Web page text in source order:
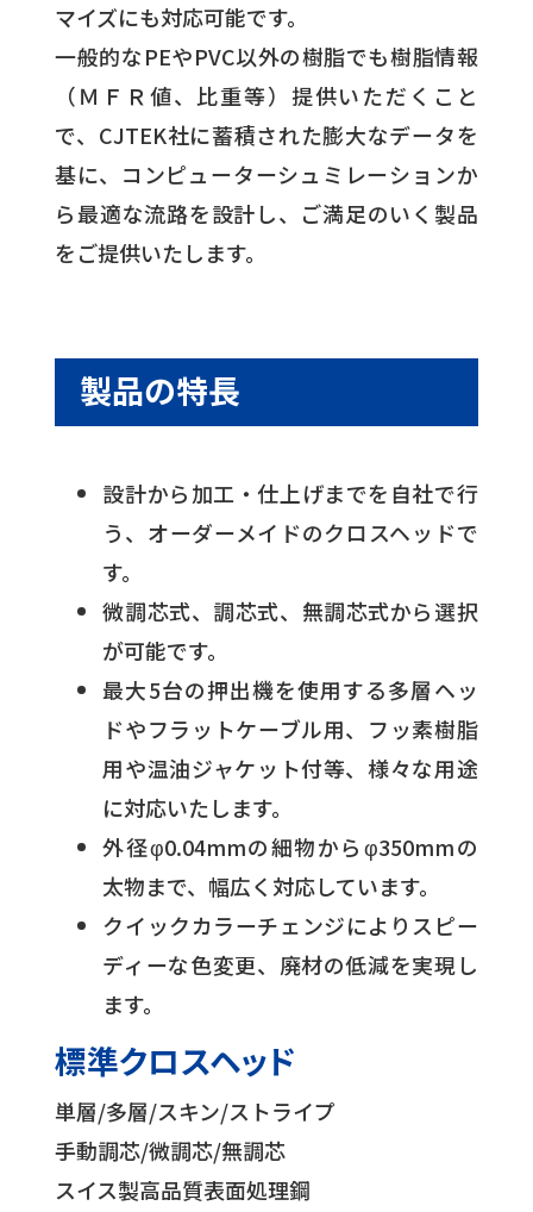
マイズにも対応可能です。
一般的なPEやPVC以外の樹脂でも樹脂情報
（ＭＦＲ値、比重等）提供いただくこと
で、CJTEK社に蓄積された膨大なデータを
基に、コンピューターシュミレーションか
ら最適な流路を設計し、ご満足のいく製品
をご提供いたします。
製品の特長
設計から加工・仕上げまでを自社で行
う、オーダーメイドのクロスヘッドで
す。
微調芯式、調芯式、無調芯式から選択
が可能です。
最大5台の押出機を使用する多層ヘッ
ドやフラットケーブル用、フッ素樹脂
用や温油ジャケット付等、様々な用途
に対応いたします。
外径φ0.04mmの細物からφ350mmの
太物まで、幅広く対応しています。
クイックカラーチェンジによりスピー
ディーな色変更、廃材の低減を実現し
ます。
標準クロスヘッド
単層/多層/スキン/ストライプ
手動調芯/微調芯/無調芯
スイス製高品質表面処理鋼